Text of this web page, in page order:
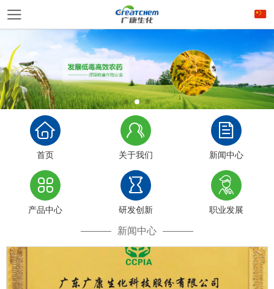
首页 关于我们 新闻中心
产品中心 研发创新 职业发展
新闻中心